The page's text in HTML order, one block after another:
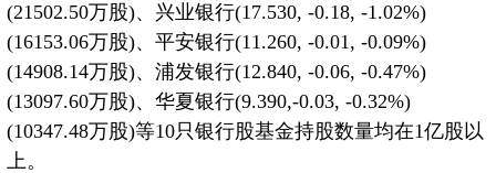
(21502.50万股)、兴业银行(17.530, -0.18, -1.02%)
(16153.06万股)、平安银行(11.260, -0.01, -0.09%)
(14908.14万股)、浦发银行(12.840, -0.06, -0.47%)
(13097.60万股)、华夏银行(9.390,-0.03, -0.32%)
(10347.48万股)等10只银行股基金持股数量均在1亿股以
上。